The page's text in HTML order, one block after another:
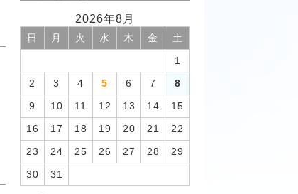
2026年8月
日 月 火 水 木 金 土
1
2 3 4 5 6 7 8
9 10 11 12 13 14 15
16 17 18 19 20 21 22
23 24 25 26 27 28 29
30 31